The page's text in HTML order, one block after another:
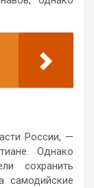
России, —
Однако
сохранить
самодийские